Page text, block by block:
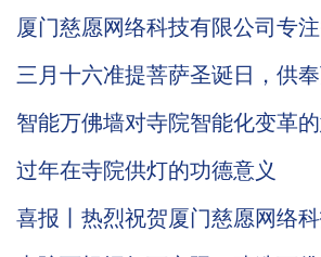
厦门慈愿网络科技有限公司专
三月十六准提菩萨圣诞日，供
智能万佛墙对寺院智能化变革
过年在寺院供灯的功德意义
喜报丨热烈祝贺厦门慈愿网络科